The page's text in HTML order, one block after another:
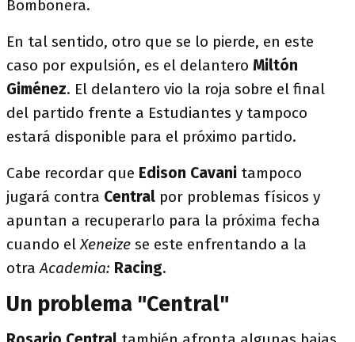
Bombonera.
En tal sentido, otro que se lo pierde, en este
caso por expulsión, es el delantero Miltón
Giménez. El delantero vio la roja sobre el final
del partido frente a Estudiantes y tampoco
estará disponible para el próximo partido.
Cabe recordar que Edison Cavani tampoco
jugará contra Central por problemas físicos y
apuntan a recuperarlo para la próxima fecha
cuando elXeneize se este enfrentando a la
otraAcademia: Racing.
Un problema "Central"